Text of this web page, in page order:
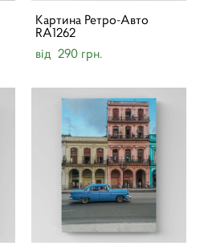
Картина Ретро-Авто
RA1262
від 290 грн.